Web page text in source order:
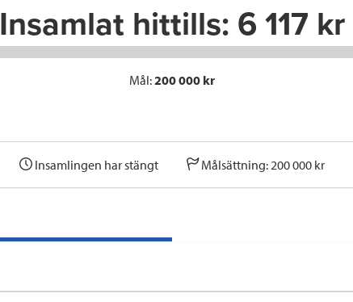
Insamlat hittills: 6 117 kr
Mål:200 000 kr
Insamlingen har stängt Målsättning: 200 000 kr